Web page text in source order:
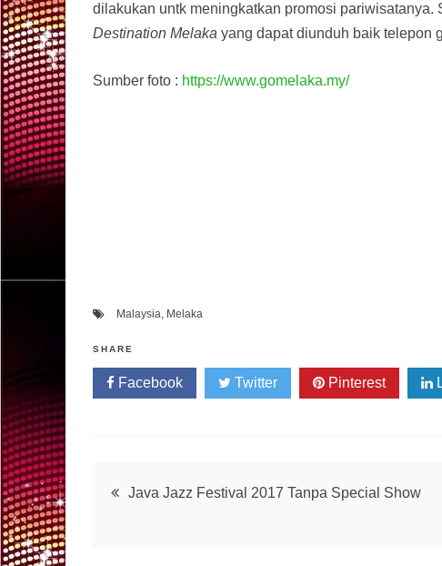
dilakukan untk meningkatkan promosi
Destination Melaka yang dapat diunduh baik telepon
Sumber foto : https://www.gomelaka.my/
Malaysia, Melaka
SHARE
Facebook Twitter Pinterest
Post
Java Jazz Festival 2017 Tanpa Special Show